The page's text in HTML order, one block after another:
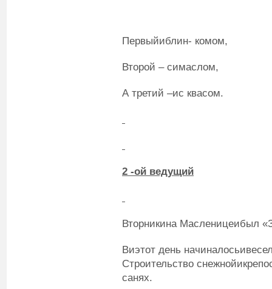
Первыйиблин- комом,
Второй – симаслом,
А третий –ис квасом.
2 -ой ведущий
Вторникина Масленицеибыл
Виэтот день
Строительство
санях.